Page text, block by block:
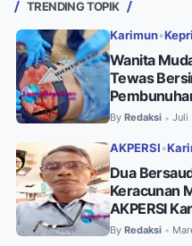
TRENDING TOPIK
Karimun•Kepri
Wanita
Tewas
By Redaksi • Juli
AKPERSI •
Dua
Keracunan
AKPERSI
By Redaksi •